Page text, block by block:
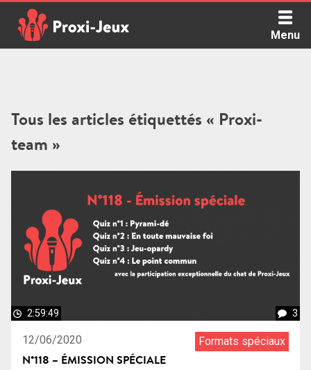
content
Menu
Tous les articles étiquettés « Proxi-
team »
2:59:49 3
12/06/2020 Formats spéciaux
N°118 – ÉMISSION SPÉCIALE